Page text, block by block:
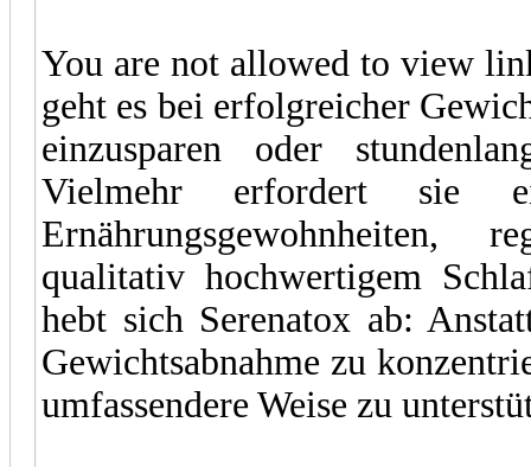
You are not allowed to view
geht es bei erfolgreicher
einzusparen oder
Vielmehr erfordert sie
Ernährungsgewohnheiten,
qualitativ hochwertigem
hebt sich Serenatox ab:
Gewichtsabnahme zu
umfassendere Weise zu